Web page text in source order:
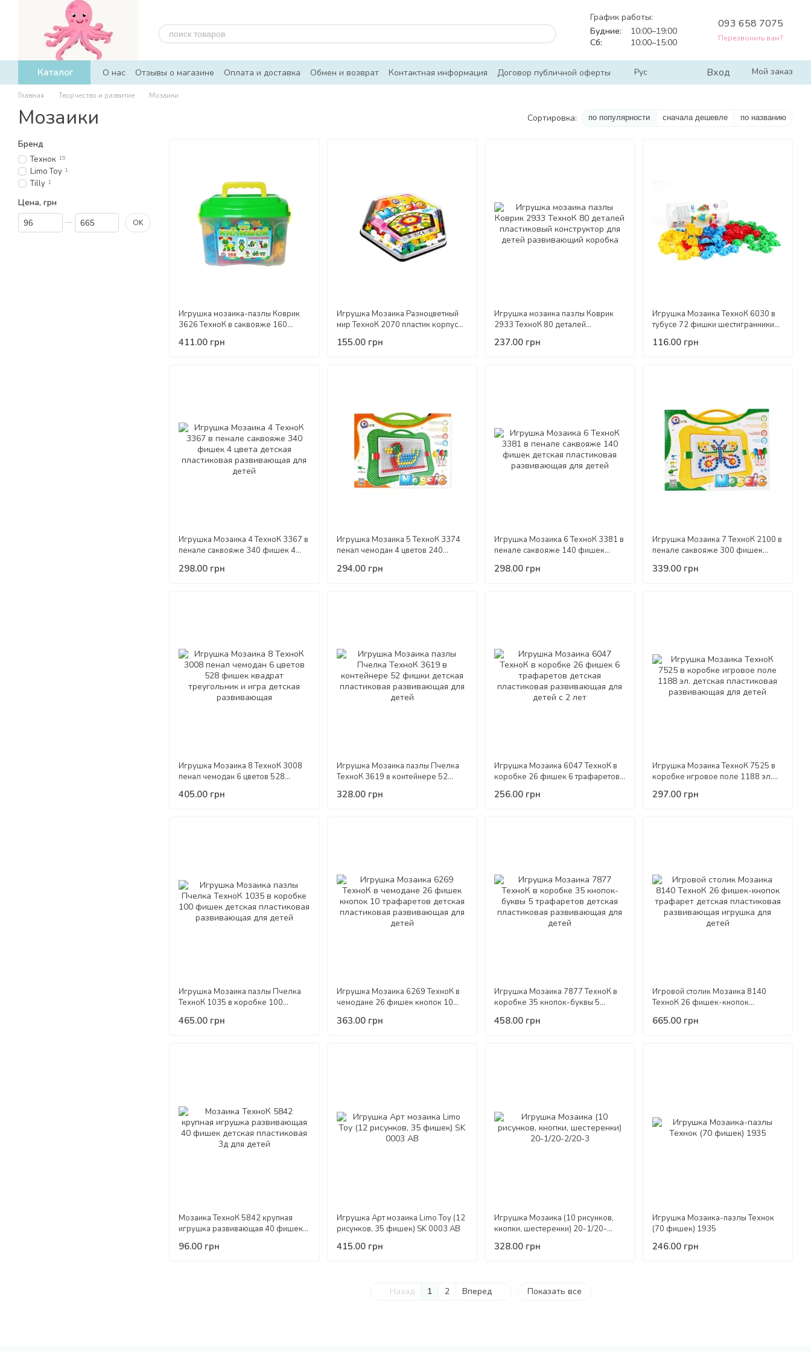
Перейти к основному контенту
График работы:
Будние:
10:00–19:00
Сб:
10:00–15:00
093 658 7075
Перезвонить вам?
Каталог О нас Отзывы о магазине Оплата и доставка Обмен и возврат Контактная информация Договор публичной оферты Рус Вход Мой заказ
Главная Творчество и развитие Мозаики
Мозаики Сортировка: по популярности сначала дешевле по названию
Игрушка мозаика-пазлы Коврик
3626 ТехноК в саквояже 160
для детей развивающий
411.00 грн
Игрушка Мозаика Разноцветный
мир ТехноК 2070 пластик корпус
развивающая для детей
155.00 грн
Игрушка мозаика пазлы Коврик
2933 ТехноК 80 деталей
детей развивающий коробка
237.00 грн
Игрушка Мозаика ТехноК 6030 в
тубусе 72 фишки шестигранники
детей
116.00 грн
Игрушка Мозаика 4 ТехноК 3367 в
пенале саквояже 340 фишек 4
развивающая для детей
298.00 грн
Игрушка Мозаика 5 ТехноК 3374
пенал чемодан 4 цветов 240
для детей
294.00 грн
Игрушка Мозаика 6 ТехноК 3381 в
пенале саквояже 140 фишек
для детей
298.00 грн
Игрушка Мозаика 7 ТехноК 2100 в
пенале саквояже 300 фишек
для детей
339.00 грн
Игрушка Мозаика 8 ТехноК 3008
пенал чемодан 6 цветов 528
детская развивающая
405.00 грн
Игрушка Мозаика пазлы Пчелка
ТехноК 3619 в контейнере 52
развивающая для детей
328.00 грн
Игрушка Мозаика 6047 ТехноК в
коробке 26 фишек 6 трафаретов
для детей с 2 лет
256.00 грн
Игрушка Мозаика ТехноК 7525 в
коробке игровое поле 1188 эл.
для детей
297.00 грн
Игрушка Мозаика пазлы Пчелка
ТехноК 1035 в коробке 100
развивающая для детей
465.00 грн
Игрушка Мозаика 6269 ТехноК в
чемодане 26 фишек кнопок 10
развивающая для детей
363.00 грн
Игрушка Мозаика 7877 ТехноК в
коробке 35 кнопок-буквы 5
развивающая для детей
458.00 грн
Игровой столик Мозаика 8140
ТехноК 26 фишек-кнопок
развивающая игрушка для детей
665.00 грн
Мозаика ТехноК 5842 крупная
игрушка развивающая 40 фишек
96.00 грн
Игрушка Арт мозаика Limo Toy (12
рисунков, 35 фишек) SK 0003 AB
415.00 грн
Игрушка Мозаика (10 рисунков,
кнопки, шестеренки) 20-1/20-
328.00 грн
Игрушка Мозаика-пазлы Технок
(70 фишек) 1935
246.00 грн
Назад 1 2 Вперед Показать все
Бренд
Технок 19
Limo Toy 1
Tilly 1
Цена, грн
От Цена, грн
До Цена, грн OK